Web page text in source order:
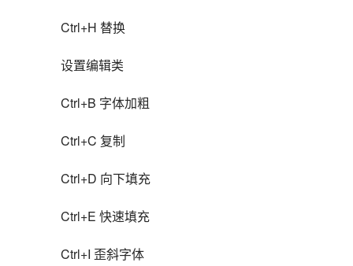
Ctrl+H 替换
设置编辑类
Ctrl+B 字体加粗
Ctrl+C 复制
Ctrl+D 向下填充
Ctrl+E 快速填充
Ctrl+I 歪斜字体